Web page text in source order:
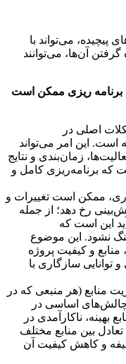
می‌تواند با
آن‌ها، می‌توانند
ریزی ممکن است
در
این امر می‌تواند
زمان‌بندی و نتایج
برنامه‌ریزی کامل و
است تغییرات و
رخ دهد؛ از جمله
است که
این موضوع
و کیفیت پروژه
سازگاری با
(هر منبعی که در
اساسی در
ناکارآمدی در
بین منابع مختلف
و کاهش کیفیت آن